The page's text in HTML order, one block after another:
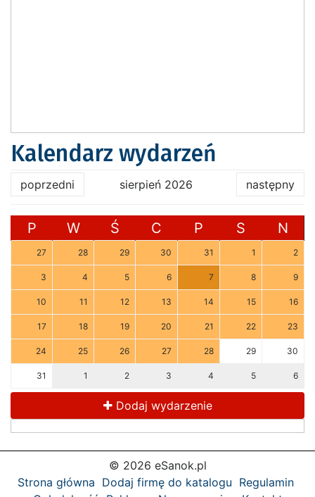
Kalendarz wydarzeń
poprzedni sierpień 2026 następny
P W Ś C P S N
27 28 29 30 31 1 2
3 4 5 6 7 8 9
10 11 12 13 14 15 16
17 18 19 20 21 22 23
24 25 26 27 28 29 30
31 1 2 3 4 5 6
Dodaj wydarzenie
© 2026 eSanok.pl
Strona główna Dodaj firmę do katalogu Regulamin